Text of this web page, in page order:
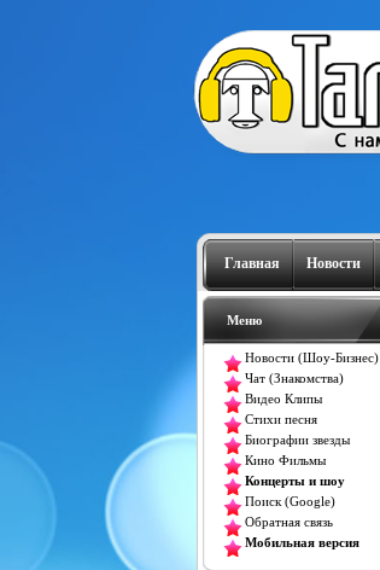
Главная Новости
Меню
Новости (Шоу-Бизнес)
Чат (Знакомства)
Видео Клипы
Стихи песня
Биографии звезды
Кино Фильмы
Концерты и шоу
Поиск (Google)
Обратная связь
Мобильная версия